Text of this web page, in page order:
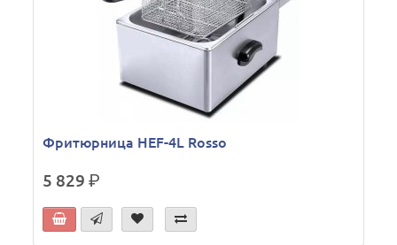
Фритюрница HEF-4L Rosso
5 829р.